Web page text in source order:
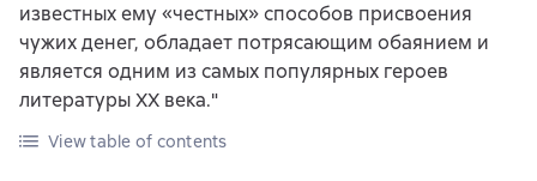
известных ему «честных» способов присвоения
чужих денег, обладает потрясающим обаянием и
является одним из самых популярных героев
литературы XX века."
View table of contents